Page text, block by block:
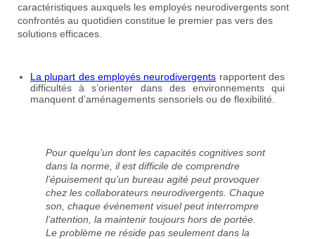
caractéristiques auxquels les employés neurodivergents sont
confrontés au quotidien constitue le premier pas vers des
solutions efficaces.
La plupart des employés neurodivergents rapportent des
difficultés à s’orienter dans des environnements qui
manquent d’aménagements sensoriels ou de flexibilité.
Pour quelqu’un dont les capacités cognitives sont
dans la norme, il est difficile de comprendre
l’épuisement qu’un bureau agité peut provoquer
chez les collaborateurs neurodivergents. Chaque
son, chaque événement visuel peut interrompre
l’attention, la maintenir toujours hors de portée.
Le problème ne réside pas seulement dans la